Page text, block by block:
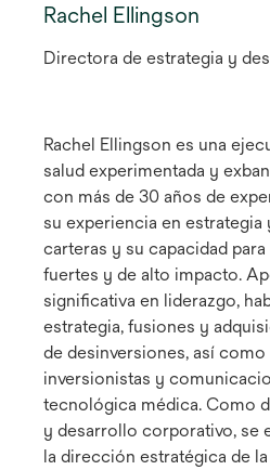
Rachel Ellingson
Directora de estrategia y
Rachel Ellingson es una
salud experimentada y
con más de 30 años de
su experiencia en
carteras y su capacidad
fuertes y de alto impacto.
significativa en liderazgo,
estrategia, fusiones y
de desinversiones, así
inversionistas y
tecnológica médica. Como
y desarrollo corporativo, se
la dirección estratégica de